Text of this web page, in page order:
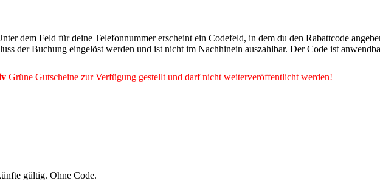
dem Feld für deine Telefonnummer erscheint ein Codefeld, in dem du den Rabattcode
der Buchung eingelöst werden und ist nicht im Nachhinein auszahlbar. Der Code ist
Grüne Gutscheine zur Verfügung gestellt und darf nicht weiterveröffentlicht werden!
gültig. Ohne Code.